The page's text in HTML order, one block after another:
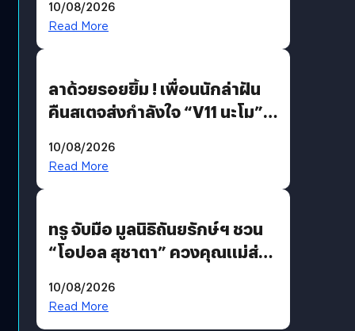
10/08/2026
Read More
ลาด้วยรอยยิ้ม ! เพื่อนนักล่าฝัน
คืนสเตจส่งกำลังใจ “V11 นะโม”
รักแน่นฮอลล์
10/08/2026
Read More
ทรู จับมือ มูลนิธิถันยรักษ์ฯ ชวน
“โอปอล สุชาตา” ควงคุณแม่ส่ง
เติมเต็มความหมายวันแม่ปีนี้
10/08/2026
Read More